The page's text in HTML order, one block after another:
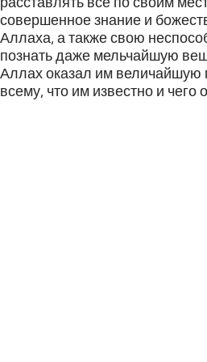
совершенное знание и
Аллаха, а также свою
познать даже мельчайшую
Аллах оказал им величайшую
всему, что им известно и чего